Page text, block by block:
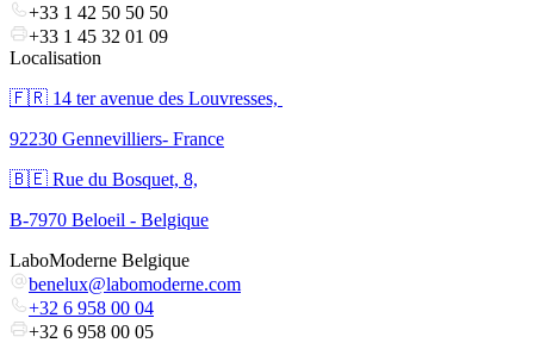
+33 1 42 50 50 50
+33 1 45 32 01 09
Localisation
🇫🇷 ​14 ter avenue des Louvresses,
92230 Gennevilliers- France
🇧🇪 Rue du Bosquet, 8,
B-7970 Beloeil - Belgique
LaboModerne Belgique
benelux@labomoderne.com
+32 6 958 00 04
+32 6 958 00 05